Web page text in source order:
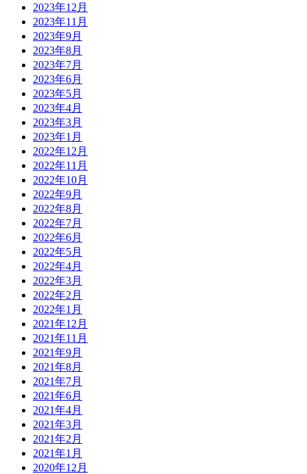
2023年12月
2023年11月
2023年9月
2023年8月
2023年7月
2023年6月
2023年5月
2023年4月
2023年3月
2023年1月
2022年12月
2022年11月
2022年10月
2022年9月
2022年8月
2022年7月
2022年6月
2022年5月
2022年4月
2022年3月
2022年2月
2022年1月
2021年12月
2021年11月
2021年9月
2021年8月
2021年7月
2021年6月
2021年4月
2021年3月
2021年2月
2021年1月
2020年12月